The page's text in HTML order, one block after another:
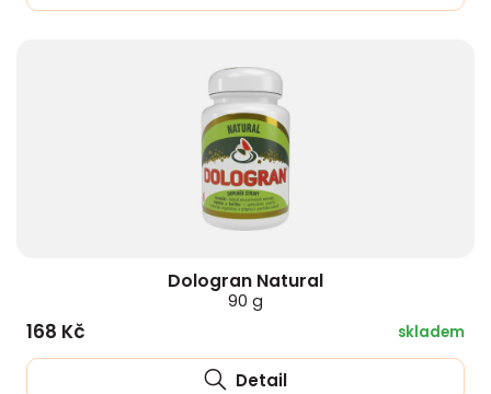
Dologran Natural
90 g
168 Kč skladem
Detail